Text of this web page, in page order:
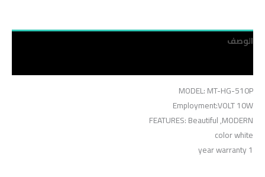
الوصف
MODEL: MT-HG-510P
Employment:VOLT 10W
FEATURES: Beautiful ,MODERN
color white
1 year warranty